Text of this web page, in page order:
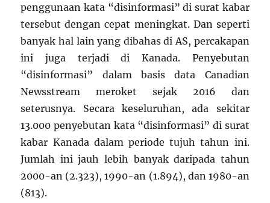
penggunaan kata “disinformasi” di surat kabar
tersebut dengan cepat meningkat. Dan seperti
banyak hal lain yang dibahas di AS, percakapan
ini juga terjadi di Kanada. Penyebutan
“disinformasi” dalam basis data Canadian
Newsstream meroket sejak 2016 dan
seterusnya. Secara keseluruhan, ada sekitar
13.000 penyebutan kata “disinformasi” di surat
kabar Kanada dalam periode tujuh tahun ini.
Jumlah ini jauh lebih banyak daripada tahun
2000-an (2.323), 1990-an (1.894), dan 1980-an
(813).